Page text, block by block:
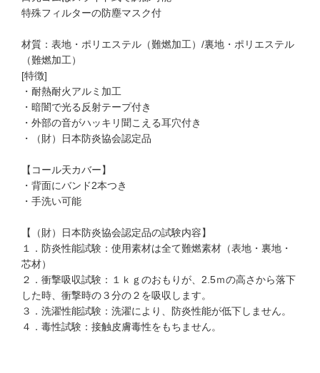
特殊フィルターの防塵マスク付
材質：表地・ポリエステル（難燃加工）/裏地・ポリエステル
（難燃加工）
[特徴]
・耐熱耐火アルミ加工
・暗闇で光る反射テープ付き
・外部の音がハッキリ聞こえる耳穴付き
・（財）日本防炎協会認定品
【コール天カバー】
・背面にバンド2本つき
・手洗い可能
【（財）日本防炎協会認定品の試験内容】
１．防炎性能試験：使用素材は全て難燃素材（表地・裏地・
芯材）
２．衝撃吸収試験：１ｋｇのおもりが、2.5ｍの高さから落下
した時、衝撃時の３分の２を吸収します。
３．洗濯性能試験：洗濯により、防炎性能が低下しません。
４．毒性試験：接触皮膚毒性をもちません。